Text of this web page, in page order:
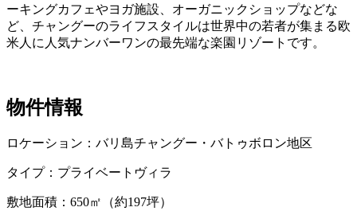
ーキングカフェやヨガ施設、オーガニックショップなどな
ど、チャングーのライフスタイルは世界中の若者が集まる欧
米人に人気ナンバーワンの最先端な楽園リゾートです。
物件情報
ロケーション：バリ島チャングー・バトゥボロン地区
タイプ：プライベートヴィラ
敷地面積：650㎡（約197坪）